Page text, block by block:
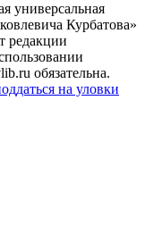
универсальная
Курбатова»
редакции
обязательна.
на уловки